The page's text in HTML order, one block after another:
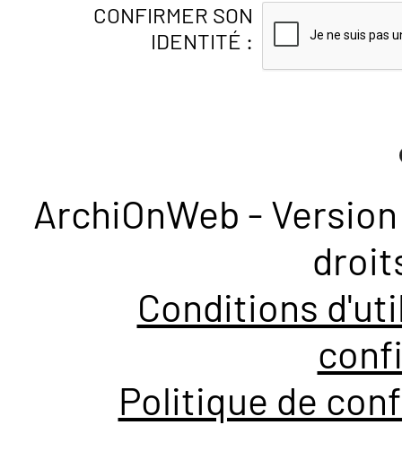
CONFIRMER SON
IDENTITÉ :
ArchiOnWeb -
Conditions
Politique de